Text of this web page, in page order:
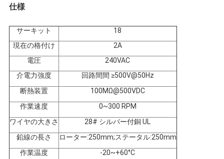
さ
引
用
を
仕様
サーキット
18
現在の格付け
2A
電圧
240VAC
介電力強度
回路間間 ≥500V@50Hz
断熱装置
100MΩ@500VDC
作業速度
0~300 RPM
ワイヤの大きさ
28# シルバー付銅 UL
鉛線の長さ
ローター:250mm;ステータル:250mm
作業温度
-20~+60°C